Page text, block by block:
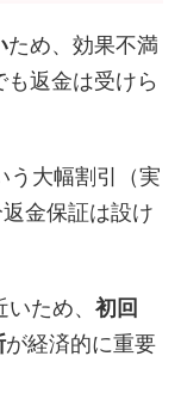
ため、効果不満
返金は受けら
う大幅割引（実
金保証は設け
ため、 初回
が経済的に重要